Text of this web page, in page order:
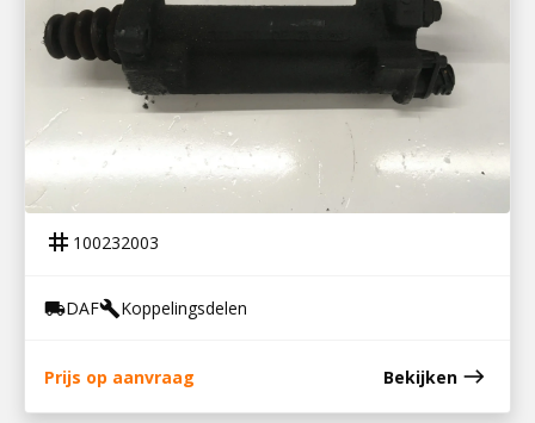
100232003
KOPPELINGSBEKRACHTIGER LF55
tag 100232003
local_shippingDAFbuildKoppelingsdelen
Prijs op aanvraag Bekijken east